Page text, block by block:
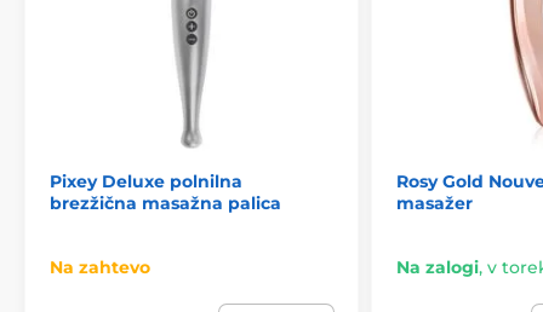
Pixey Deluxe polnilna
brezžična masažna palica
Na zahtevo
Rosy Gold
masažer
Na zalogi, v